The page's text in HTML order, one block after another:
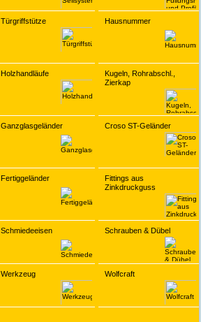
Türgriffstütze Hausnummer
Holzhandläufe
Kugeln, Rohrabschl.,
Zierkap
Ganzglasgeländer Croso ST-Geländer
Fertiggeländer
Fittings aus
Zinkdruckguss
Schmiedeeisen Schrauben & Dübel
Werkzeug Wolfcraft